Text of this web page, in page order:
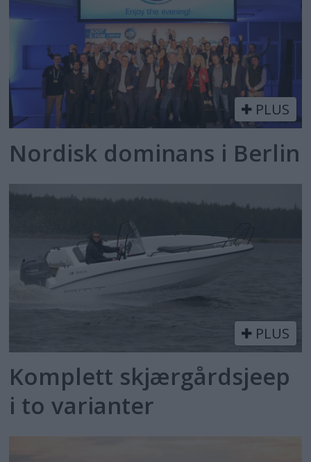
PLUS
Nordisk dominans i Berlin
PLUS
Komplett skjærgårdsjeep
i to varianter